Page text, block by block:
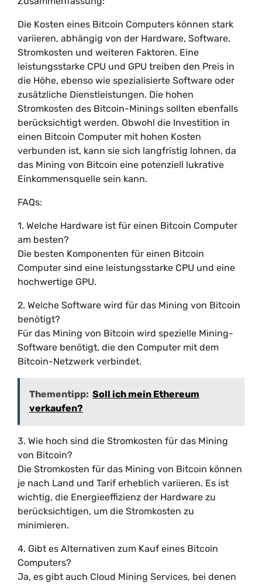
Die Kosten eines Bitcoin Computers können stark
variieren, abhängig von der Hardware, Software,
Stromkosten und weiteren Faktoren. Eine
leistungsstarke CPU und GPU treiben den Preis in
die Höhe, ebenso wie spezialisierte Software oder
zusätzliche Dienstleistungen. Die hohen
Stromkosten des Bitcoin-Minings sollten ebenfalls
berücksichtigt werden. Obwohl die Investition in
einen Bitcoin Computer mit hohen Kosten
verbunden ist, kann sie sich langfristig lohnen, da
das Mining von Bitcoin eine potenziell lukrative
Einkommensquelle sein kann.
FAQs:
1. Welche Hardware ist für einen Bitcoin Computer
am besten?
Die besten Komponenten für einen Bitcoin
Computer sind eine leistungsstarke CPU und eine
hochwertige GPU.
2. Welche Software wird für das Mining von Bitcoin
benötigt?
Für das Mining von Bitcoin wird spezielle Mining-
Software benötigt, die den Computer mit dem
Bitcoin-Netzwerk verbindet.
Thementipp: Soll ich mein Ethereum
verkaufen?
3. Wie hoch sind die Stromkosten für das Mining
von Bitcoin?
Die Stromkosten für das Mining von Bitcoin können
je nach Land und Tarif erheblich variieren. Es ist
wichtig, die Energieeffizienz der Hardware zu
berücksichtigen, um die Stromkosten zu
minimieren.
4. Gibt es Alternativen zum Kauf eines Bitcoin
Computers?
Ja, es gibt auch Cloud Mining Services, bei denen